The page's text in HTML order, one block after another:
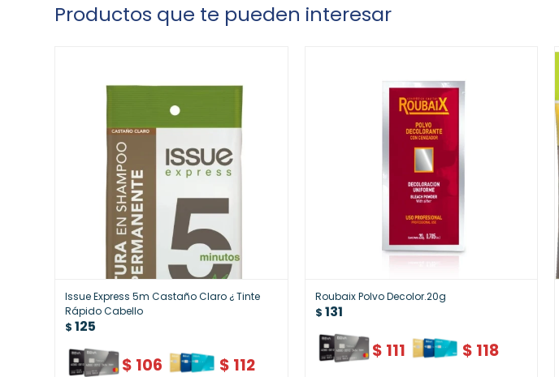
Productos que te pueden interesar
Issue Express 5m Castaño Claro ¿ Tinte
Rápido Cabello
$ 125
$ 106 $ 112
Roubaix Polvo Decolor.20g
$ 131
$ 111 $ 118